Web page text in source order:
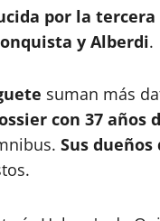
por la
y Alberdi.
suman más
con 37 años
Sus